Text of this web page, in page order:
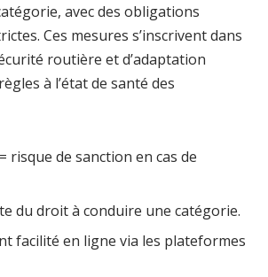
avec des obligations
Ces mesures s’inscrivent dans
routière et d’adaptation
à l’état de santé des
risque de sanction en cas de
du droit à conduire une catégorie.
facilité en ligne via les plateformes